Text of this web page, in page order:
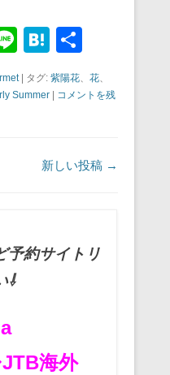
Li
e
H
at
e
有
| タグ: 紫陽花、 花、
Summer
コメントを残
新しい投稿 →
予約サイトリ
⇩
海外